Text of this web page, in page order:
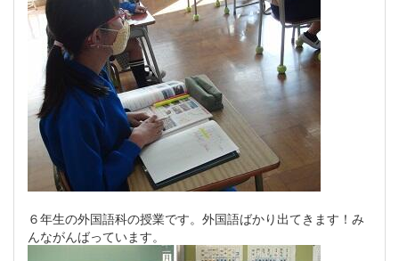
６年生の外国語科の授業です。外国語ばかり出てきます！み
んながんばっています。